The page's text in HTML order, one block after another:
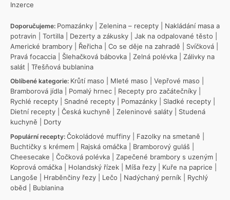
Inzerce
Doporučujeme: Pomazánky Zelenina – recepty
Nakládání masa a
potravin
Tortilla Dezerty a zákusky Jak na odpalované těsto
Americké brambory
Řeřicha Co se děje na zahradě Svíčková
Pravá focaccia
Šlehačková bábovka Zelná polévka
Zálivky na
salát
Třešňová bublanina
Oblíbené kategorie: Krůtí maso Mleté maso Vepřové maso
Bramborová jídla
Pomalý hrnec Recepty pro začátečníky
Rychlé recepty
Snadné recepty Pomazánky Sladké recepty
Dietní recepty
Česká kuchyně Zeleninové saláty
Studená
kuchyně
Dorty
Populární recepty: Čokoládové muffiny Fazolky na smetaně
Buchtičky s krémem
Rajská omáčka Bramborový guláš
Cheesecake
Čočková polévka Zapečené brambory s uzeným
Koprová omáčka
Holandský řízek Míša řezy Kuře na paprice
Langoše
Hraběnčiny řezy Lečo Nadýchaný perník
Rychlý
oběd
Bublanina